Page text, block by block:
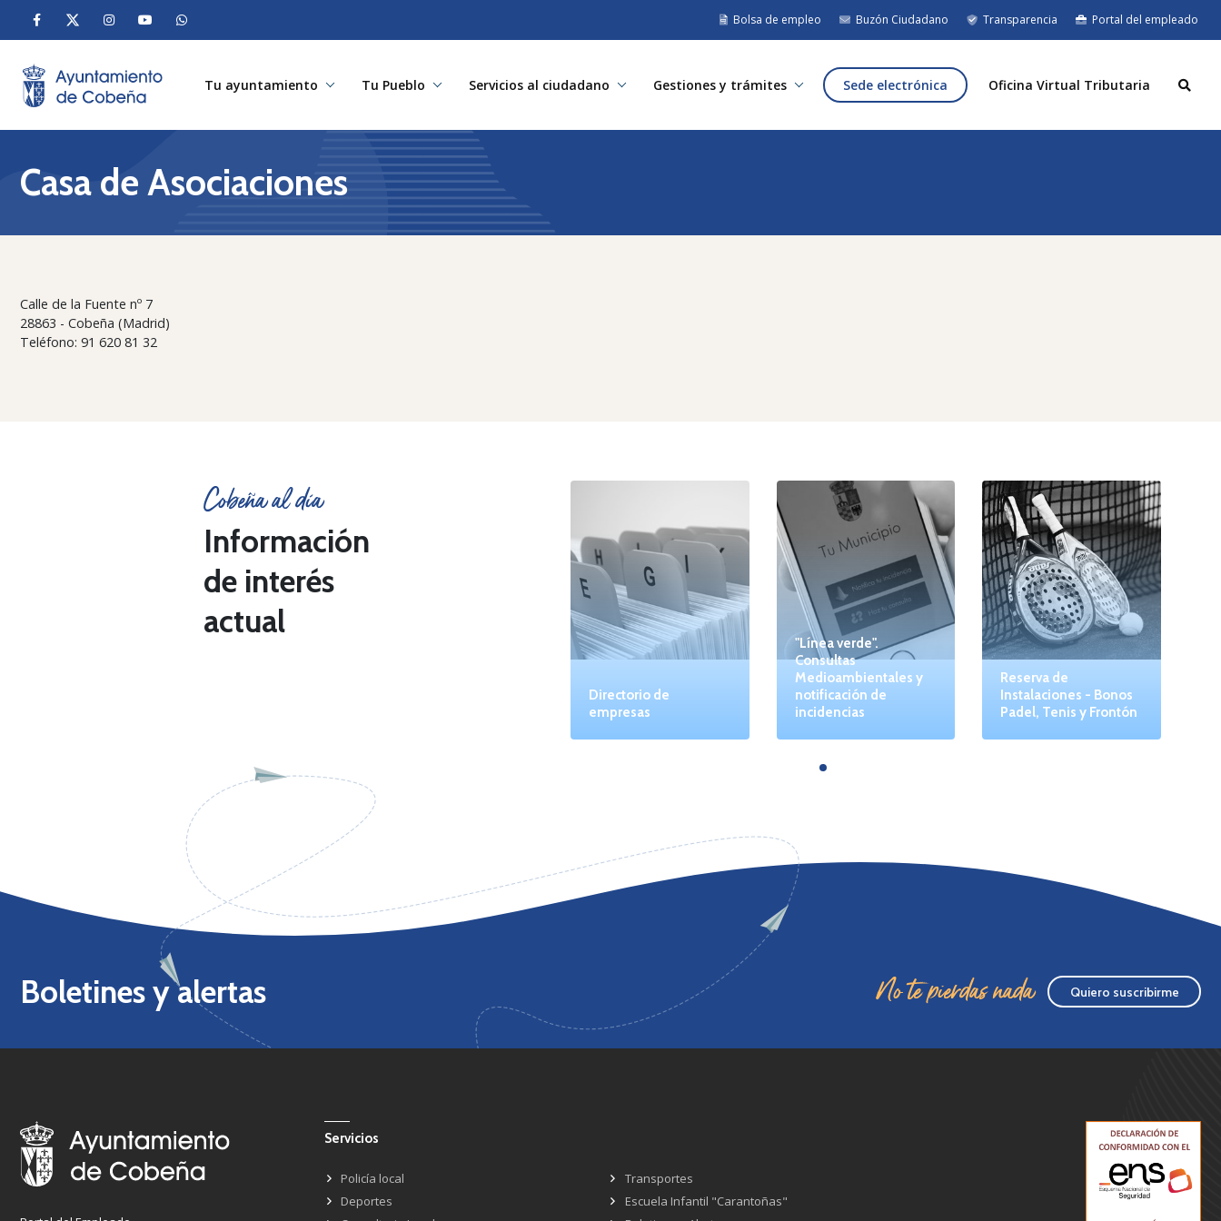
Bolsa de empleo Buzón Ciudadano Transparencia Portal del empleado
Tu ayuntamiento Tu Pueblo Servicios al ciudadano Gestiones y trámites Sede electrónica Oficina Virtual Tributaria
Casa de Asociaciones
Calle de la Fuente nº 7
28863 - Cobeña (Madrid)
Teléfono: 91 620 81 32
Cobeña al día
Información
de interés
actual
Directorio de
empresas
"Línea verde".
Consultas
Medioambientales y
notificación de
incidencias
Reserva de
Instalaciones - Bonos
Padel, Tenis y Frontón
Boletines y alertas No te pierdas nada Quiero suscribirme
Servicios
Policía local
Deportes
Transportes
Escuela Infantil "Carantoñas"